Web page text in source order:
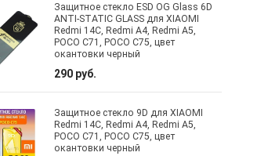
Защитное стекло ESD OG Glass 6D
ANTI-STATIC GLASS для XIAOMI
Redmi 14C, Redmi A4, Redmi A5,
POCO C71, POCO C75, цвет
окантовки черный
290 руб.
Защитное стекло 9D для XIAOMI
Redmi 14C, Redmi A4, Redmi A5,
POCO C71, POCO C75, цвет
окантовки черный